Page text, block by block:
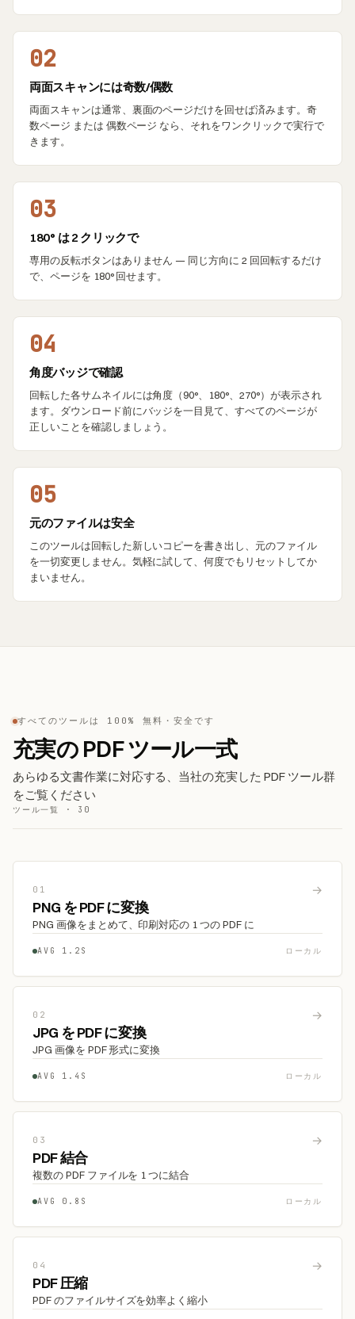
02
両面スキャンには奇数/偶数
両面スキャンは通常、裏面のページだけを回せば済みます。奇
数ページ または 偶数ページ なら、それをワンクリックで実行で
きます。
03
180° は 2 クリックで
専用の反転ボタンはありません — 同じ方向に 2 回回転するだけ
で、ページを 180° 回せます。
04
角度バッジで確認
回転した各サムネイルには角度（90°、180°、270°）が表示され
ます。ダウンロード前にバッジを一目見て、すべてのページが
正しいことを確認しましょう。
05
元のファイルは安全
このツールは回転した新しいコピーを書き出し、元のファイル
を一切変更しません。気軽に試して、何度でもリセットしてか
まいません。
すべてのツールは 100% 無料・安全です
充実の PDF ツール一式
あらゆる文書作業に対応する、当社の充実した PDF ツール群
をご覧ください
ツール一覧 · 30
01 →
PNG を PDF に変換
PNG 画像をまとめて、印刷対応の 1 つの PDF に
AVG 1.2S ローカル
02 →
JPG を PDF に変換
JPG 画像を PDF 形式に変換
AVG 1.4S ローカル
03 →
PDF 結合
複数の PDF ファイルを 1 つに結合
AVG 0.8S ローカル
04 →
PDF 圧縮
PDF のファイルサイズを効率よく縮小